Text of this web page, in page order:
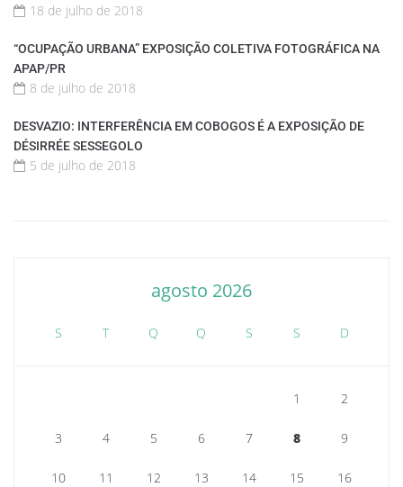
18 de julho de 2018
“OCUPAÇÃO URBANA” EXPOSIÇÃO COLETIVA FOTOGRÁFICA NA
APAP/PR
8 de julho de 2018
DESVAZIO: INTERFERÊNCIA EM COBOGOS É A EXPOSIÇÃO DE
DÉSIRRÉE SESSEGOLO
5 de julho de 2018
agosto 2026
S T Q Q S S D
1 2
3 4 5 6 7 8 9
10 11 12 13 14 15 16